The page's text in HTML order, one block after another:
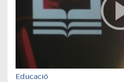
Educació